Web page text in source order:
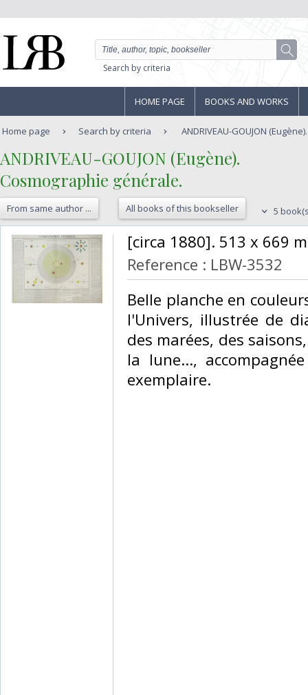
Search by criteria
HOME PAGE BOOKS AND WORKS
Home page Search by criteria ANDRIVEAU-GOUJON
‎ANDRIVEAU-GOUJON (Eugène).‎
‎Cosmographie générale.‎
From same author ... All books of this bookseller 5
‎[circa 1880]. 513 x 669
Reference : LBW-3532
‎Belle planche en
l'Univers, illustrée de
des marées, des
la lune...,
exemplaire.‎